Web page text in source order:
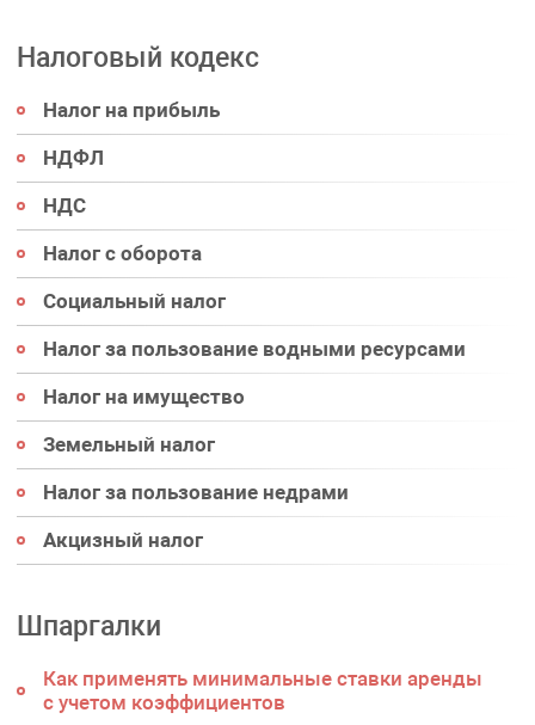
Налоговый кодекс
Налог на прибыль
НДФЛ
НДС
Налог с оборота
Социальный налог
Налог за пользование водными ресурсами
Налог на имущество
Земельный налог
Налог за пользование недрами
Акцизный налог
Шпаргалки
Как применять минимальные ставки аренды
с учетом коэффициентов